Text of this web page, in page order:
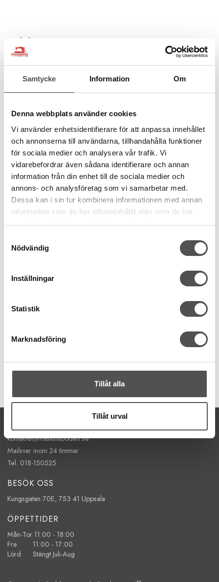
Samtycke Information Om
Denna webbplats använder cookies
Vi använder enhetsidentifierare för att anpassa innehållet
och annonserna till användarna, tillhandahålla funktioner
för sociala medier och analysera vår trafik. Vi
vidarebefordrar även sådana identifierare och annan
information från din enhet till de sociala medier och
annons- och analysföretag som vi samarbetar med.
Dessa kan i sin tur kombinera informationen med annan
information som du har tillhandahållit eller som de har
samlat in när du har använt deras tjänster.
Nödvändig
Inställningar
Statistik
Marknadsföring
Tillåt alla
Tillåt urval
Artikelnummer:
709743-4034
Rekommenderade tillbehör till denna produkt
Längre nålsöga
67 kr
KÖP
kontakt@symaskinsboden.se
Mailsvar inom 24 timmar
Tel. 018-150525
BESÖK OSS
Kungsgatan 70E, 753 41 Uppsala
ÖPPETTIDER
Mån-Tor 11:00 - 18:00
Fre 11:00 - 17:00
Lörd Stängt Juli-Aug